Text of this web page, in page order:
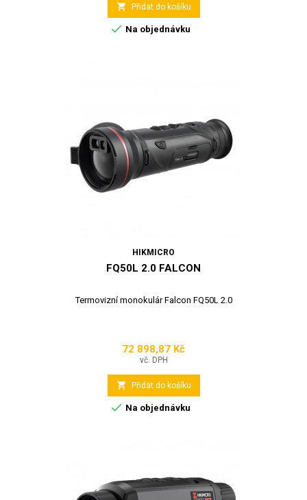
 Přidat do košíku
 Na objednávku
HIKMICRO
FQ50L 2.0 FALCON
Termovizní monokulár Falcon FQ50L 2.0
Cena
72 898,87 Kč
vč. DPH
 Přidat do košíku
 Na objednávku